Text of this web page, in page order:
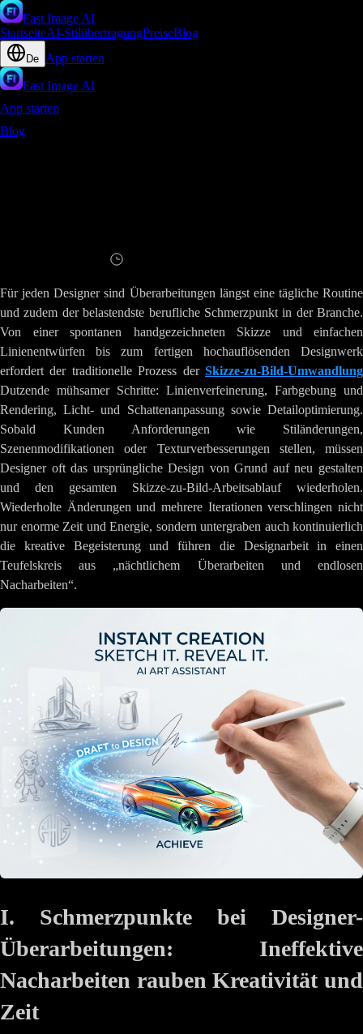
Fast Image AI
StartseiteAI-StilübertragungPreiseBlog
De App starten
Fast Image AI
App starten
Blog
Für jeden Designer sind Überarbeitungen längst eine tägliche Routine
und zudem der belastendste berufliche Schmerzpunkt in der Branche.
Von einer spontanen handgezeichneten Skizze und einfachen
Linienentwürfen bis zum fertigen hochauflösenden Designwerk
erfordert der traditionelle Prozess der Skizze-zu-Bild-Umwandlung
Dutzende mühsamer Schritte: Linienverfeinerung, Farbgebung und
Rendering, Licht- und Schattenanpassung sowie Detailoptimierung.
Sobald Kunden Anforderungen wie Stiländerungen,
Szenenmodifikationen oder Texturverbesserungen stellen, müssen
Designer oft das ursprüngliche Design von Grund auf neu gestalten
und den gesamten Skizze-zu-Bild-Arbeitsablauf wiederholen.
Wiederholte Änderungen und mehrere Iterationen verschlingen nicht
nur enorme Zeit und Energie, sondern untergraben auch kontinuierlich
die kreative Begeisterung und führen die Designarbeit in einen
Teufelskreis aus „nächtlichem Überarbeiten und endlosen
Nacharbeiten“.
I. Schmerzpunkte bei Designer-
Überarbeitungen: Ineffektive
Nacharbeiten rauben Kreativität und
Zeit